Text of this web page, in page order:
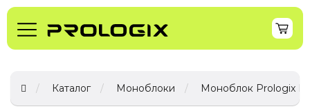
Каталог Моноблоки Моноблок Prologix